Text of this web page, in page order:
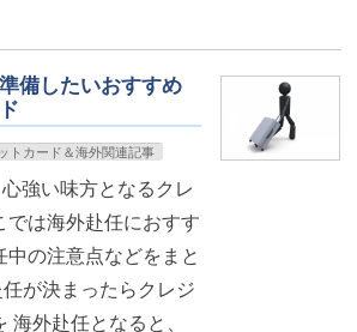
備したいおすすめ
トカード＆海外関連記事
強い味方となるクレ
では海外赴任におすす
の注意点などをまと
が決まったらクレジ
海外赴任となると、